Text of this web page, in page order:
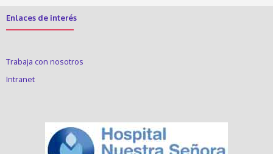
Enlaces de interés
Trabaja con nosotros
Intranet